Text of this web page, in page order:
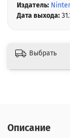
Издатель:
Дата выхода:
Выбрать
Описание